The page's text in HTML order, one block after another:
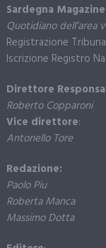
Sardegna Magazine
Quotidiano dell’area
Registrazione
Iscrizione Registro
Direttore
Roberto Copparoni
Vice direttore:
Antonello Tore
Redazione:
Paolo Piu
Roberta Manca
Massimo Dotta